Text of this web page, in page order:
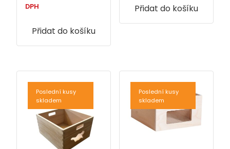
1
560 Kč.
800 Kč.
DPH
Přidat do košíku
914 Kč.640 Kč.
Přidat do košíku
Poslední kusy
skladem
Poslední kusy
skladem